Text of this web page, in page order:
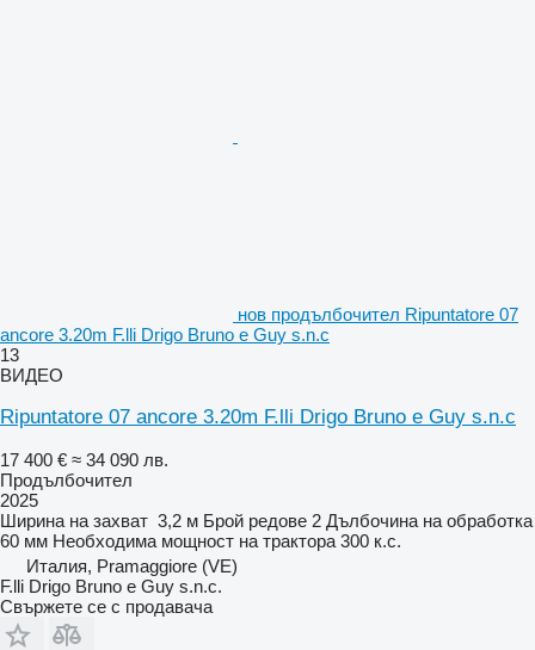
нов продълбочител Ripuntatore 07
ancore 3.20m F.lli Drigo Bruno e Guy s.n.c
13
ВИДЕО
Ripuntatore 07 ancore 3.20m F.lli Drigo Bruno e Guy s.n.c
17 400 € ≈ 34 090 лв.
Продълбочител
2025
Ширина на захват 3,2 м Брой редове 2 Дълбочина на обработка
60 мм Необходима мощност на трактора 300 к.с.
Италия, Pramaggiore (VE)
F.lli Drigo Bruno e Guy s.n.c.
Свържете се с продавача